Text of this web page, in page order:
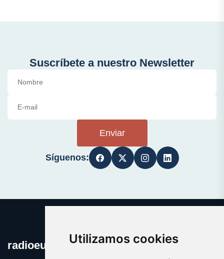
Utilizamos cookies
Suscríbete a nuestro Newsletter
Enviar
Síguenos:
radioeuskadi.es